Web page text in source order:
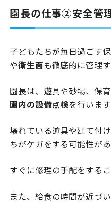
園長の仕事②安全管
子どもたちが毎日過ごす
や衛生面も徹底的に管理
園長は、遊具や砂場、保
園内の設備点検を行います
壊れている遊具や建て付
ちがケガをする可能性があ
すぐに修理の手配をする
また、給食の時間が近づ